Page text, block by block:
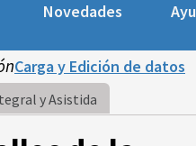
Novedades
Carga y Edición de datos
y Asistida